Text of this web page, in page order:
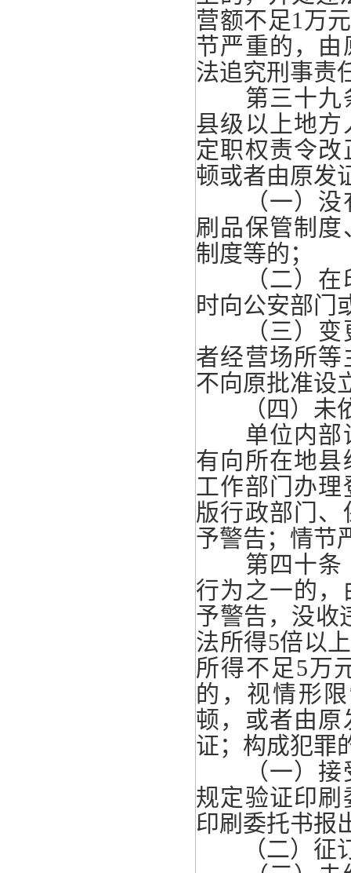
营额不足1万
节严重的，
法追究刑事责
第三十九
县级以上地
定职权责令
顿或者由原发
（一）没有
刷品保管制
制度等的；
（二）在印
时向公安部门
（三）变更
者经营场所
不向原批准设
（四）未依
单位内部设
有向所在地
工作部门办
版行政部门
予警告；情节
第四十条
行为之一的
予警告，没收
法所得5倍以
所得不足5万
的，视情形
顿，或者由
证；构成犯罪
（一）接受
规定验证印
印刷委托书报
（二）征订